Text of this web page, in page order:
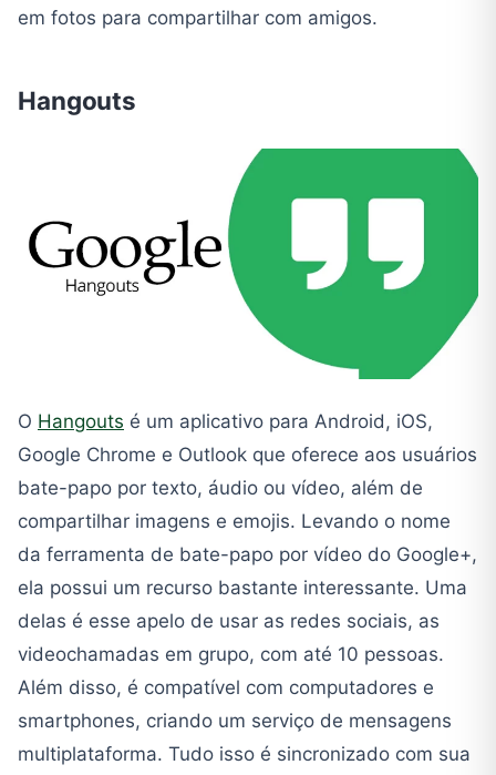
em fotos para compartilhar com amigos.
Hangouts
O Hangouts é um aplicativo para Android, iOS,
Google Chrome e Outlook que oferece aos usuários
bate-papo por texto, áudio ou vídeo, além de
compartilhar imagens e emojis. Levando o nome
da ferramenta de bate-papo por vídeo do Google+,
ela possui um recurso bastante interessante. Uma
delas é esse apelo de usar as redes sociais, as
videochamadas em grupo, com até 10 pessoas.
Além disso, é compatível com computadores e
smartphones, criando um serviço de mensagens
multiplataforma. Tudo isso é sincronizado com sua